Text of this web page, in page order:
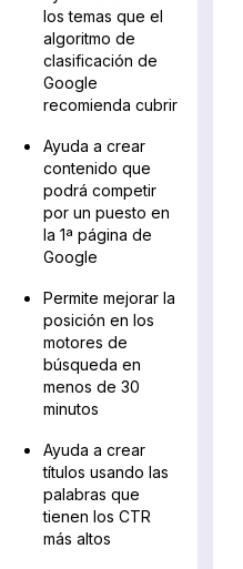
los temas que el
algoritmo de
clasificación de
Google
recomienda cubrir
Ayuda a crear
contenido que
podrá competir
por un puesto en
la 1ª página de
Google
Permite mejorar la
posición en los
motores de
búsqueda en
menos de 30
minutos
Ayuda a crear
títulos usando las
palabras que
tienen los CTR
más altos